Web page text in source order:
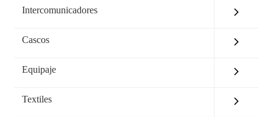
Intercomunicadores
Cascos
Equipaje
Textiles